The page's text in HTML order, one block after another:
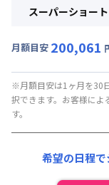
契約事務手数料 :
その他費用 :
初期費用
契約事務手数料 :
月額賃料目安(30日
光熱費他 : 19,110
その他費用 :
管理費: 18,000
初期費用
契約事務手数料 :
スーパーショート
月額目安 200,061
月額賃料目安(30日
賃料 : 146,400円/月
光熱費他 :
その他費用 :
18,000
※月額目安は1ヶ月を30
択できます。お客様に
す。
希望の日程で